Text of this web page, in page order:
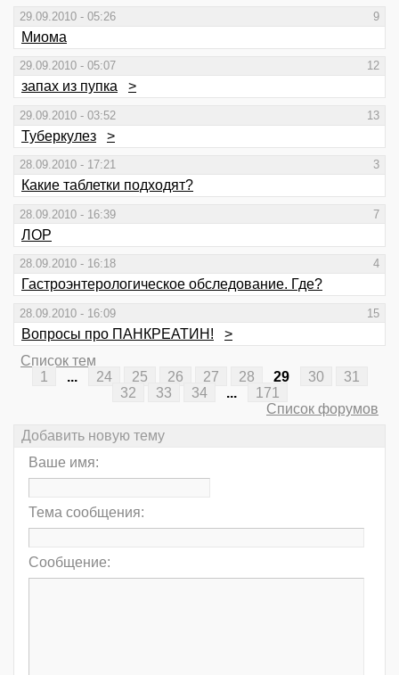
29.09.2010 - 05:26 9
Миома
29.09.2010 - 05:07 12
запах из пупка >
29.09.2010 - 03:52 13
Туберкулез >
28.09.2010 - 17:21 3
Какие таблетки подходят?
28.09.2010 - 16:39 7
ЛОР
28.09.2010 - 16:18 4
Гастроэнтерологическое обследование. Где?
28.09.2010 - 16:09 15
Вопросы про ПАНКРЕАТИН!
>
Список тем
1
... 24 25 26 27 28 29 30
31
32
33 34 ...
171
Список форумов
Добавить новую тему
Ваше имя:
Тема сообщения:
Сообщение: